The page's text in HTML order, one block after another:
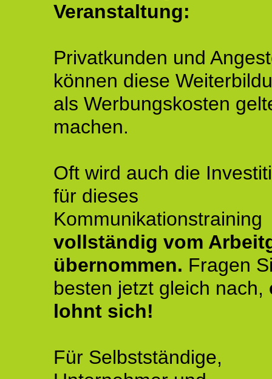
Veranstaltung:
Privatkunden und
können diese
als Werbungskosten
machen.
Oft wird auch die
für dieses
Kommunikationstraining
vollständig vom
übernommen. Fragen
besten jetzt gleich nach,
lohnt sich!
Für Selbstständige,